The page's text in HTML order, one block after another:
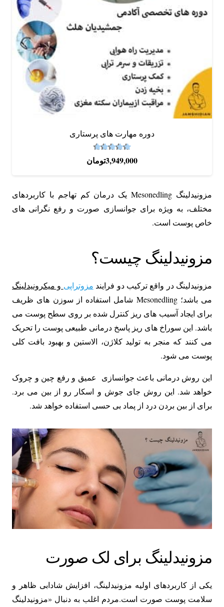
دوره‌ مهارت های پرستاری
از 5 3,949,000تومان
مزونیدلینگ Mesonedling یک درمان کم تهاجم با کاربردهای
مختلف، به ویژه برای جوانسازی صورت و رفع نگرانی های
خاص پوست است.
مزونیدلینگ چیست؟
مزونیدلینگ در واقع ترکیب دو فرایند مزوتراپی و میکرونیدلینگ
می باشد؛ Mesonedling شامل استفاده از سوزن های ظریف
برای ایجاد آسیب های ریز کنترل شده بر روی سطح پوست می
باشد. این سوراخ های ریز پاسخ درمانی طبیعی پوست را تحریک
می کنند که منجر به تولید کلاژن، الاستین و بهبود بافت کلی
پوست می شود.
این روش درمانی باعث جوانسازی عمیق و رفع چین و چروک
خواهد شد. این روش جای جوش و اسکار رو از بین می برد.
برای از بین بردن درد از پماد بی حسی استفاده خواهد شد.
مزونیدلینگ برای لک صورت
یکی از کاربردهای اولیه مزونیدلینگ، افزایش شادابی ظاهر و
سلامت پوست صورت است.مردم اغلب به دنبال «مزونیدلینگ